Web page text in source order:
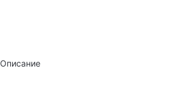
Описание